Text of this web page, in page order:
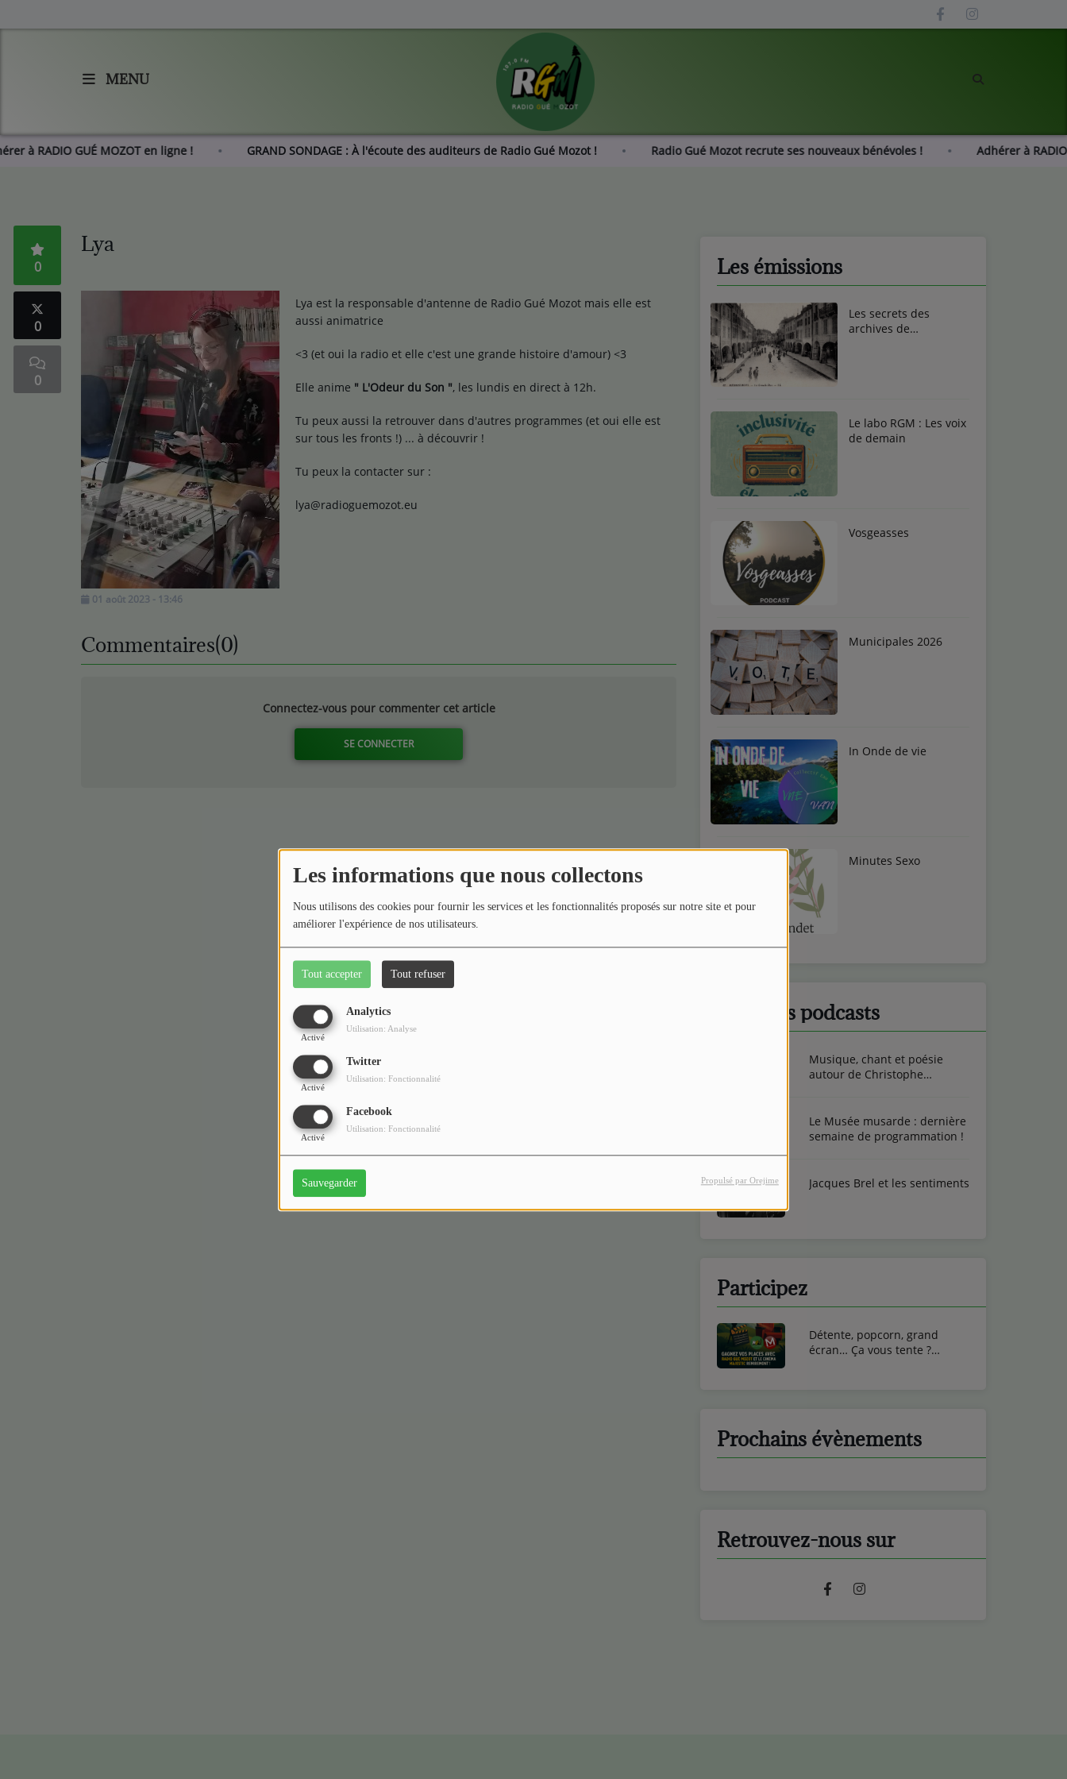
Les informations que nous collectons
Nous utilisons des cookies pour fournir les services et les fonctionnalités proposés sur notre site et pour
améliorer l'expérience de nos utilisateurs.
Tout accepter Tout refuser
Analytics
Activé
Utilisation: Analyse
Twitter
Activé
Utilisation: Fonctionnalité
Facebook
Activé
Utilisation: Fonctionnalité
Sauvegarder Propulsé par Orejime
MENU
Adhérer à RADIO GUÉ MOZOT en ligne ! GRAND SONDAGE : À l'écoute des auditeurs de Radio Gué Mozot ! Radio Gué Mozot recrute ses nouveaux bénévoles ! Adhérer à
Agenda
Radio
Emissions
Equipes
Médias
Jeux Concours
Lya
0
0
0
01 août 2023 - 13:46
Lya est la responsable d'antenne de Radio Gué Mozot mais elle est
aussi animatrice
<3 (et oui la radio et elle c'est une grande histoire d'amour) <3
Elle anime " L'Odeur du Son ", les lundis en direct à 12h.
Tu peux aussi la retrouver dans d'autres programmes (et oui elle est
sur tous les fronts !) ... à découvrir !
Tu peux la contacter sur :
lya@radioguemozot.eu
Commentaires(0)
Connectez-vous pour commenter cet article
SE CONNECTER
Les émissions
Les secrets des
archives de
Le labo RGM : Les voix
de demain
Vosgeasses
Municipales 2026
In Onde de vie
Minutes Sexo
Derniers podcasts
Musique, chant et poésie
autour de Christophe
Le Musée musarde : dernière
semaine de programmation !
Jacques Brel et les sentiments
Participez
Détente, popcorn, grand
écran… Ça vous tente ?
Prochains évènements
Retrouvez-nous sur